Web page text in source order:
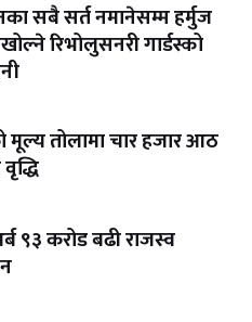
सबै सर्त नमानेसम्म हर्मुज
रिभोलुसनरी गार्डस्को
तोलामा चार हजार आठ
९३ करोड बढी राजस्व